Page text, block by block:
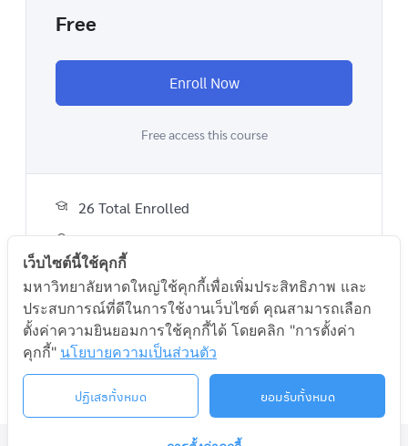
Free
Enroll Now
Free access this course
26 Total Enrolled
A course by
ADMIN
เว็บไซต์นี้ใช้คุกกี้
มหาวิทยาลัยหาดใหญ่ใช้คุกกี้เพื่อเพิ่มประสิทธิภาพ และ
ประสบการณ์ที่ดีในการใช้งานเว็บไซต์ คุณสามารถเลือก
ตั้งค่าความยินยอมการใช้คุกกี้ได้ โดยคลิก "การตั้งค่า
คุกกี้" นโยบายความเป็นส่วนตัว
ปฏิเสธทั้งหมด ยอมรับทั้งหมด